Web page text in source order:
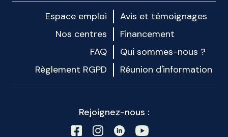
Espace emploi
Avis et témoignages
Nos centres
Financement
FAQ
Qui sommes-nous ?
Règlement RGPD
Réunion d'information
Rejoignez-nous :